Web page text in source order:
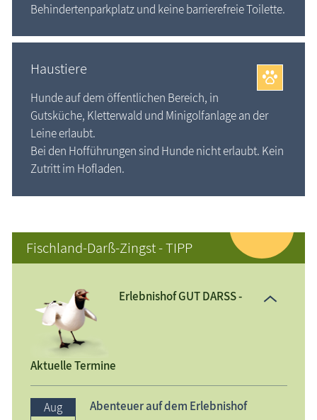
Behindertenparkplatz und keine barrierefreie Toilette.
Haustiere
Hunde auf dem öffentlichen Bereich, in
Gutsküche, Kletterwald und Minigolfanlage an der
Leine erlaubt.
Bei den Hofführungen sind Hunde nicht erlaubt. Kein
Zutritt im Hofladen.
Fischland-Darß-Zingst - TIPP
Erlebnishof GUT DARSS -
Aktuelle Termine
Aug
Abenteuer auf dem Erlebnishof